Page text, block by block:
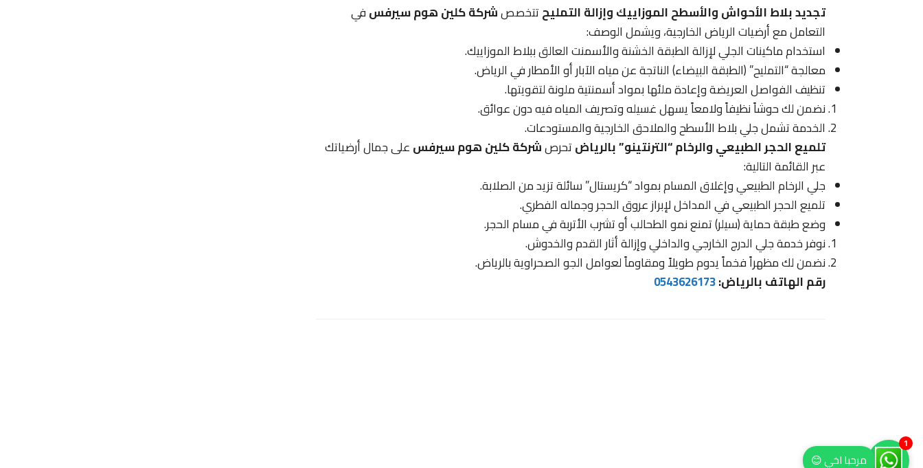
تجديد بلاط الأحواش والأسطح الموزاييك وإزالة التمليحتتخصصشركة كلين هوم سيرفسفي
التعامل مع أرضيات الرياض الخارجية، ويشمل الوصف:
استخدام ماكينات الجلي لإزالة الطبقة الخشنة والأسمنت العالق ببلاط الموزاييك.
معالجة “التمليح” (الطبقة البيضاء) الناتجة عن مياه الآبار أو الأمطار في الرياض.
تنظيف الفواصل العريضة وإعادة ملئها بمواد أسمنتية ملونة لتقويتها.
نضمن لك حوشاً نظيفاً ولامعاً يسهل غسيله وتصريف المياه فيه دون عوائق.
الخدمة تشمل جلي بلاط الأسطح والملاحق الخارجية والمستودعات.
تلميع الحجر الطبيعي والرخام “الترنتينو” بالرياضتحرصشركة كلين هوم سيرفسعلى جمال أرضياتك
عبر القائمة التالية:
جلي الرخام الطبيعي وإغلاق المسام بمواد “كريستال” سائلة تزيد من الصلابة.
تلميع الحجر الطبيعي في المداخل لإبراز عروق الحجر وجماله الفطري.
وضع طبقة حماية (سيلر) تمنع نمو الطحالب أو تشرب الأتربة في مسام الحجر.
نوفر خدمة جلي الدرج الخارجي والداخلي وإزالة أثار القدم والخدوش.
نضمن لك مظهراً فخماً يدوم طويلاً ومقاوماً لعوامل الجو الصحراوية بالرياض.
رقم الهاتف بالرياض:0543626173
1
مرحبا اخي 😊